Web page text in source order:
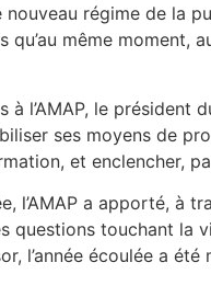
régime de la
même moment,
l’AMAP, le président
ses moyens de
et enclencher,
l’AMAP a apporté, à
questions touchant la
l’année écoulée a